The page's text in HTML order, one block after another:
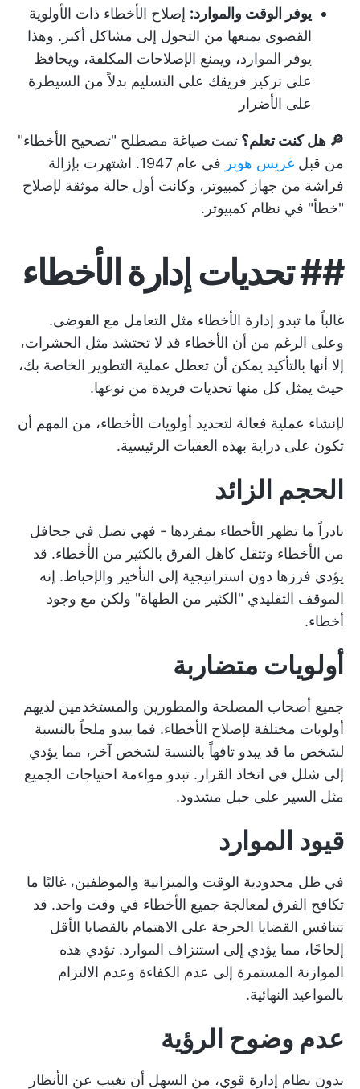
يوفر الوقت والموارد: إصلاح الأخطاء ذات الأولوية
القصوى يمنعها من التحول إلى مشاكل أكبر. وهذا
يوفر الموارد، ويمنع الإصلاحات المكلفة، ويحافظ
على تركيز فريقك على التسليم بدلاً من السيطرة
على الأضرار
🔎 هل كنت تعلم؟ تمت صياغة مصطلح "تصحيح الأخطاء"
من قبل غريس هوبر
في عام 1947. اشتهرت بإزالة
فراشة من جهاز كمبيوتر، وكانت أول حالة موثقة لإصلاح
"خطأ" في نظام كمبيوتر.
##تحديات إدارة الأخطاء
غالباً ما تبدو إدارة الأخطاء مثل التعامل مع الفوضى.
وعلى الرغم من أن الأخطاء قد لا تحتشد مثل الحشرات،
إلا أنها بالتأكيد يمكن أن تعطل عملية التطوير الخاصة بك،
حيث يمثل كل منها تحديات فريدة من نوعها.
لإنشاء عملية فعالة لتحديد أولويات الأخطاء، من المهم أن
تكون على دراية بهذه العقبات الرئيسية.
الحجم الزائد
نادراً ما تظهر الأخطاء بمفردها - فهي تصل في جحافل
من الأخطاء وتثقل كاهل الفرق بالكثير من الأخطاء. قد
يؤدي فرزها دون استراتيجية إلى التأخير والإحباط. إنه
الموقف التقليدي "الكثير من الطهاة" ولكن مع وجود
أخطاء.
أولويات متضاربة
جميع أصحاب المصلحة والمطورين والمستخدمين لديهم
أولويات مختلفة لإصلاح الأخطاء. فما يبدو ملحاً بالنسبة
لشخص ما قد يبدو تافهاً بالنسبة لشخص آخر، مما يؤدي
إلى شلل في اتخاذ القرار. تبدو مواءمة احتياجات الجميع
مثل السير على حبل مشدود.
قيود الموارد
في ظل محدودية الوقت والميزانية والموظفين، غالبًا ما
تكافح الفرق لمعالجة جميع الأخطاء في وقت واحد. قد
تتنافس القضايا الحرجة على الاهتمام بالقضايا الأقل
إلحاحًا، مما يؤدي إلى استنزاف الموارد. تؤدي هذه
الموازنة المستمرة إلى عدم الكفاءة وعدم الالتزام
بالمواعيد النهائية.
عدم وضوح الرؤية
بدون نظام إدارة قوي، من السهل أن تغيب عن الأنظار